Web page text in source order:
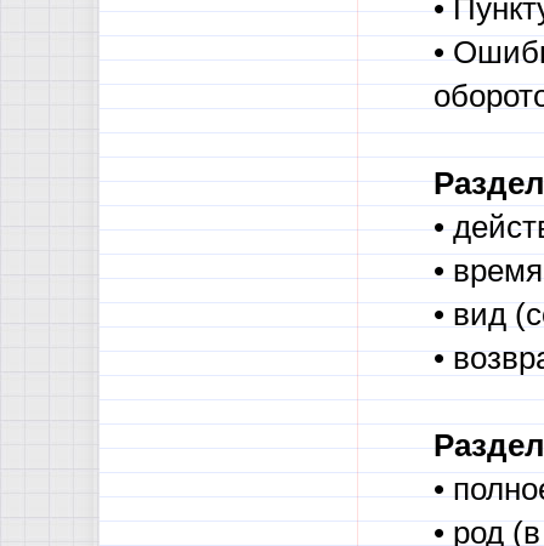
•
•
•
•
• вид
•
•
• род